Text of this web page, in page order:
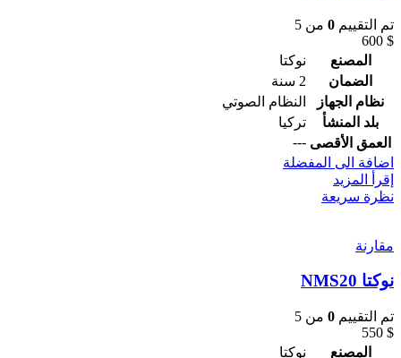
تم التقييم 0 من 5
600 $
المصنع
نوكتا
الضمان
2 سنة
نظام الجهاز
النظام الصوتي
بلد المنشأ
تركيا
العمق الأقصى ---
اضافة الى المفضلة
إقرأ المزيد
نظرة سريعة
مقارنة
نوكتا NMS20
تم التقييم 0 من 5
550 $
المصنع
نوكتا